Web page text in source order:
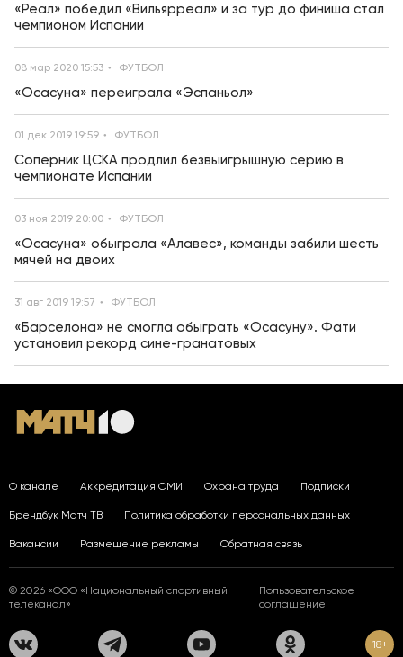
«Реал» победил «Вильярреал» и за тур до финиша стал
чемпионом Испании
08 мар 2020 15:53 ФУТБОЛ
«Осасуна» переиграла «Эспаньол»
01 дек 2019 19:59 ФУТБОЛ
Соперник ЦСКА продлил безвыигрышную серию в
чемпионате Испании
03 ноя 2019 20:00 ФУТБОЛ
«Осасуна» обыграла «Алавес», команды забили шесть
мячей на двоих
31 авг 2019 19:57 ФУТБОЛ
«Барселона» не смогла обыграть «Осасуну». Фати
установил рекорд сине-гранатовых
О канале Аккредитация СМИ Охрана труда Подписки
Брендбук Матч ТВ Политика обработки персональных данных
Вакансии Размещение рекламы Обратная связь
© 2026 «ООО «Национальный спортивный
телеканал»
Пользовательское
соглашение
18+